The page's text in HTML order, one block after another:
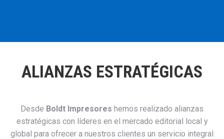
ALIANZAS ESTRATÉGICAS
Desde Boldt Impresores hemos realizado alianzas
estratégicas con líderes en el mercado editorial local y
global para ofrecer a nuestros clientes un servicio integral